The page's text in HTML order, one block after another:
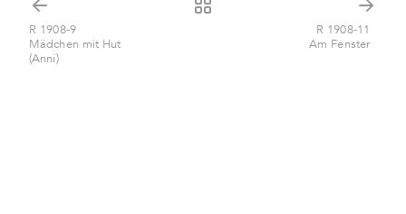
R 1908-9
Mädchen mit Hut
(Anni)
R 1908-11
Am Fenster